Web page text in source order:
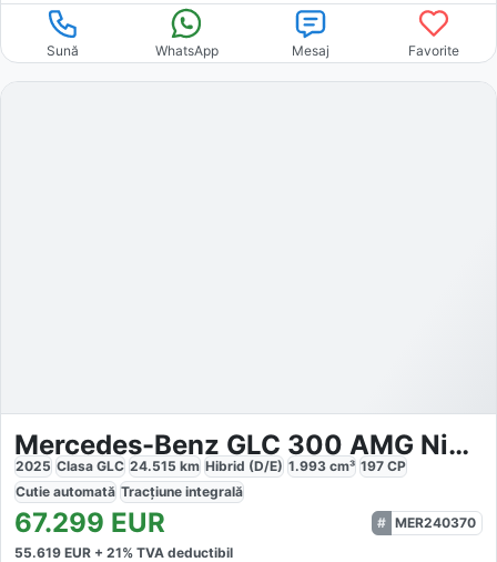
Sună WhatsApp Mesaj Favorite
Mercedes-Benz GLC 300 AMG Night Distronic
2025 Clasa GLC 24.515 km Hibrid (D/E) 1.993 cm³ 197 CP
Cutie automată Tracțiune integrală
67.299 EUR
MER240370
55.619 EUR + 21% TVA deductibil